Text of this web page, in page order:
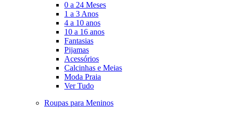
0 a 24 Meses
1 a 3 Anos
4 a 10 anos
10 a 16 anos
Fantasias
Pijamas
Acessórios
Calcinhas e Meias
Moda Praia
Ver Tudo
Roupas para Meninos